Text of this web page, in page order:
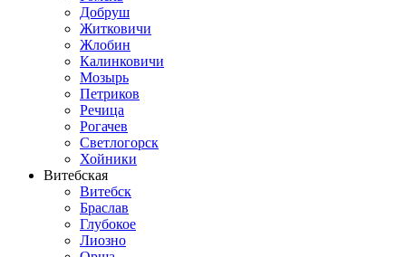
Добруш
Житковичи
Жлобин
Калинковичи
Мозырь
Петриков
Речица
Рогачев
Светлогорск
Хойники
Витебская
Витебск
Браслав
Глубокое
Лиозно